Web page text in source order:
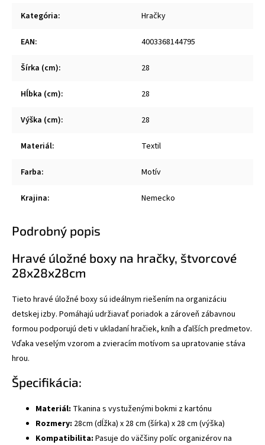
Kategória: Hračky
EAN: 4003368144795
Šírka (cm): 28
Hĺbka (cm): 28
Výška (cm): 28
Materiál: Textil
Farba: Motív
Krajina: Nemecko
Podrobný popis
Hravé úložné boxy na hračky, štvorcové
28x28x28cm
Tieto hravé úložné boxy sú ideálnym riešením na organizáciu
detskej izby. Pomáhajú udržiavať poriadok a zároveň zábavnou
formou podporujú deti v ukladaní hračiek, kníh a ďalších predmetov.
Vďaka veselým vzorom a zvieracím motívom sa upratovanie stáva
hrou.
Špecifikácia:
Materiál: Tkanina s vystuženými bokmi z kartónu
Rozmery: 28cm (dĺžka) x 28 cm (šírka) x 28 cm (výška)
Kompatibilita: Pasuje do väčšiny políc organizérov na